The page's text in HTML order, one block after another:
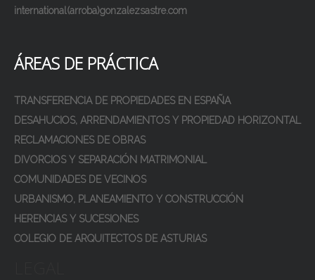
international(arroba)gonzalezsastre.com
ÁREAS DE PRÁCTICA
TRANSFERENCIA DE PROPIEDADES EN ESPAÑA
DESAHUCIOS, ARRENDAMIENTOS Y PROPIEDAD HORIZONTAL
RECLAMACIONES DE OBRAS
DIVORCIOS Y SEPARACIÓN MATRIMONIAL
COMUNIDADES DE VECINOS
URBANISMO, PLANEAMIENTO Y CONSTRUCCIÓN
HERENCIAS Y SUCESIONES
COLEGIO DE ARQUITECTOS DE ASTURIAS